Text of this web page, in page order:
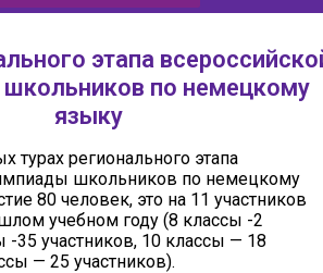
этапа
по немецкому
языку
турах регионального этапа
школьников по немецкому
80 человек, это на 11 участников
учебном году (8 классы -2
-35 участников, 10 классы — 18
— 25 участников).